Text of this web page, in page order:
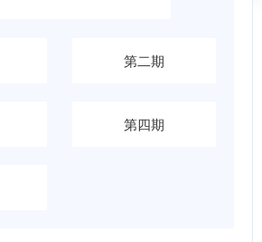
第二期
第四期